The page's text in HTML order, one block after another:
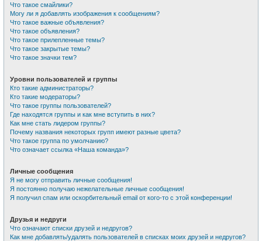
Что такое смайлики?
Могу ли я добавлять изображения к сообщениям?
Что такое важные объявления?
Что такое объявления?
Что такое прилепленные темы?
Что такое закрытые темы?
Что такое значки тем?
Уровни пользователей и группы
Кто такие администраторы?
Кто такие модераторы?
Что такое группы пользователей?
Где находятся группы и как мне вступить в них?
Как мне стать лидером группы?
Почему названия некоторых групп имеют разные цвета?
Что такое группа по умолчанию?
Что означает ссылка «Наша команда»?
Личные сообщения
Я не могу отправить личные сообщения!
Я постоянно получаю нежелательные личные сообщения!
Я получил спам или оскорбительный email от кого-то с этой конференции!
Друзья и недруги
Что означают списки друзей и недругов?
Как мне добавлять/удалять пользователей в списках моих друзей и недругов?